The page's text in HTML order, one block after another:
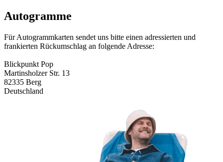
Autogramme
Für Autogrammkarten sendet uns bitte einen adressierten und
frankierten Rückumschlag an folgende Adresse:
Blickpunkt Pop
Martinsholzer Str. 13
82335 Berg
Deutschland